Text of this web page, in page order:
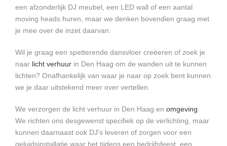
een afzonderlijk DJ meubel, een LED wall of een aantal
moving heads huren, maar we denken bovendien graag met
je mee over de inzet daarvan.
Wil je graag een spetterende dansvloer creëeren of zoek je
naar licht verhuur in Den Haag om de wanden uit te kunnen
lichten? Onafhankelijk van waar je naar op zoek bent kunnen
we je daar uitstekend meer over vertellen.
We verzorgen de licht verhuur in Den Haag en omgeving
We richten ons desgewenst specifiek op de verlichting, maar
kunnen daarnaast ook DJ’s leveren of zorgen voor een
geluidsinstallatie waar het tijdens een bedrijfsfeest, een